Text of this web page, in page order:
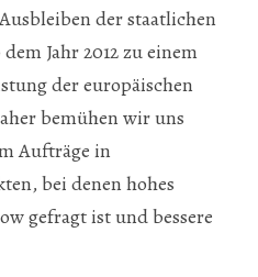
der staatlichen
Jahr 2012 zu einem
der europäischen
bemühen wir uns
Aufträge in
bei denen hohes
gefragt ist und bessere